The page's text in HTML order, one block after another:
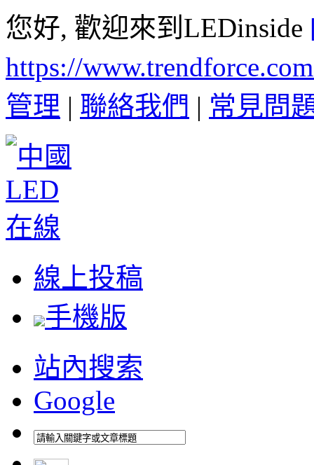
您好, 歡迎來到LEDinside
https://
管理 | 聯絡我們 | 常見問
線上投稿
手機版
站內搜索
Google